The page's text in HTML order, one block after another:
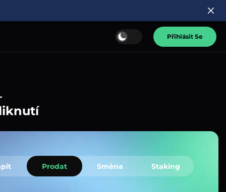
Přihlásit Se
Prodat Směna Staking